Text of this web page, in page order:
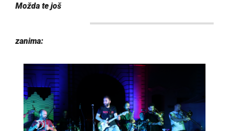
Možda te još
zanima: